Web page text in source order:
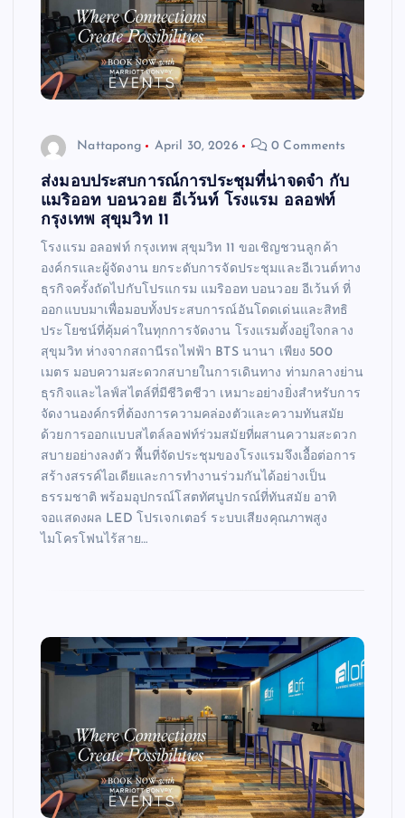
Nattapong April 30, 2026 0 Comments
ส่งมอบประสบการณ์การประชุมที่น่าจดจำ กับ
แมริออท บอนวอย อีเว้นท์ โรงแรม อลอฟท์
กรุงเทพ สุขุมวิท 11
โรงแรม อลอฟท์ กรุงเทพ สุขุมวิท 11 ขอเชิญชวนลูกค้า
องค์กรและผู้จัดงาน ยกระดับการจัดประชุมและอีเวนต์ทาง
ธุรกิจครั้งถัดไปกับโปรแกรม แมริออท บอนวอย อีเว้นท์ ที่
ออกแบบมาเพื่อมอบทั้งประสบการณ์อันโดดเด่นและสิทธิ
ประโยชน์ที่คุ้มค่าในทุกการจัดงาน โรงแรมตั้งอยู่ใจกลาง
สุขุมวิท ห่างจากสถานีรถไฟฟ้า BTS นานา เพียง 500
เมตร มอบความสะดวกสบายในการเดินทาง ท่ามกลางย่าน
ธุรกิจและไลฟ์สไตล์ที่มีชีวิตชีวา เหมาะอย่างยิ่งสำหรับการ
จัดงานองค์กรที่ต้องการความคล่องตัวและความทันสมัย
ด้วยการออกแบบสไตล์ลอฟท์ร่วมสมัยที่ผสานความสะดวก
สบายอย่างลงตัว พื้นที่จัดประชุมของโรงแรมจึงเอื้อต่อการ
สร้างสรรค์ไอเดียและการทำงานร่วมกันได้อย่างเป็น
ธรรมชาติ พร้อมอุปกรณ์โสตทัศนูปกรณ์ที่ทันสมัย อาทิ
จอแสดงผล LED โปรเจกเตอร์ ระบบเสียงคุณภาพสูง
ไมโครโฟนไร้สาย…